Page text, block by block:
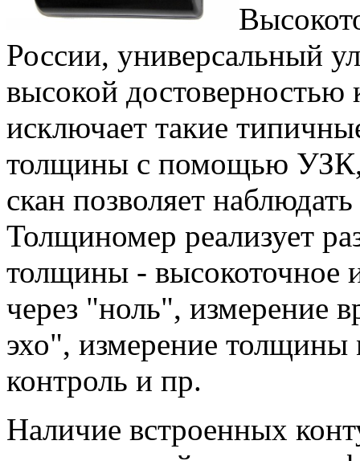
России, универсальный
высокой
исключает такие
толщины с помощью УЗК,
скан позволяет
Толщиномер реализует
толщины - высокоточное
через "ноль", измерение
эхо", измерение
контроль и пр.
Наличие встроенных